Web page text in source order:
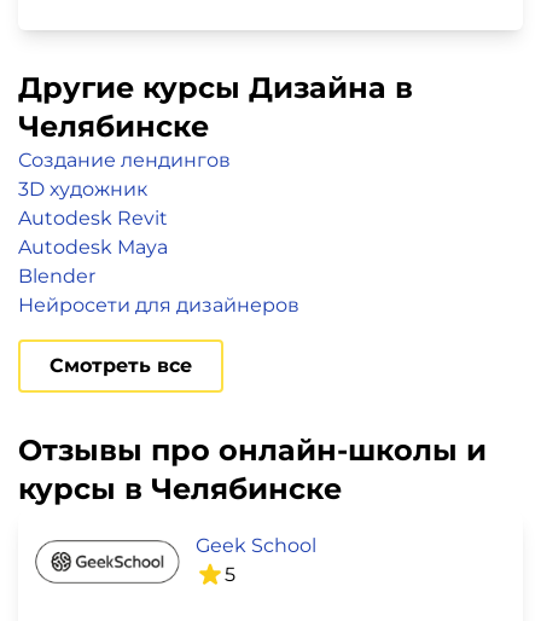
Другие курсы Дизайна в
Челябинске
Создание лендингов
3D художник
Autodesk Revit
Autodesk Maya
Blender
Нейросети для дизайнеров
Смотреть все
Отзывы про онлайн-школы и
курсы в Челябинске
Geek School
5